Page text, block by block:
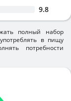
9.8
полный набор
в пищу
потребности